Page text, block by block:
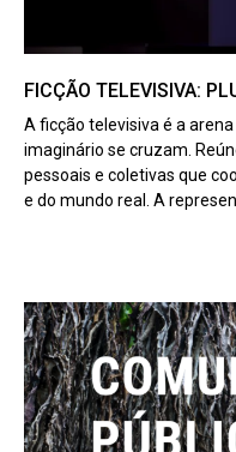
FICÇÃO TELEVISIVA:
A ficção televisiva é a
imaginário se cruzam.
pessoais e coletivas que
e do mundo real. A